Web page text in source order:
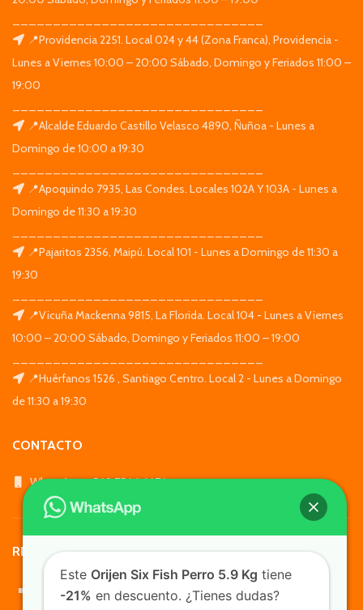
📍Providencia 2251. Local 024 y 44 (Zona Franca), Providencia -
Lunes a Viernes 10:00 – 20:00 Sábado, Domingo y Feriados 11:00 –
19:00
📍Alcalde Eduardo Castillo Velasco 4890, Ñuñoa - Lunes a
Domingo de 10:00 a 19:30
📍Apoquindo 7935, Las Condes. Locales 102A Y 103A - Lunes a
Domingo de 11:30 a 19:30
📍Pajaritos 2356, Maipú. Local 101 - Lunes a Domingo de 11:30 a
19:30
📍Vicuña Mackenna 9815, La Florida. Local 104 - Lunes a Viernes
10:00 – 20:00 Sábado, Domingo y Feriados 11:00 – 19:00
📍Huérfanos 1526 , Santiago Centro. Local 2 - Lunes a Domingo
de 11:30 a 19:30
CONTACTO
WhatsApp: +569 7564 4676
REDES SOCIALES
Este Orijen Six Fish Perro 5.9 Kg tiene
-21% en descuento. ¿Tienes dudas?